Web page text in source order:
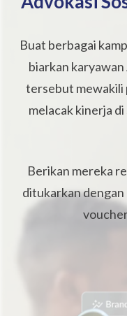
Buat berbagai
biarkan
tersebut mewakili
melacak kinerja
Berikan mereka
ditukarkan dengan